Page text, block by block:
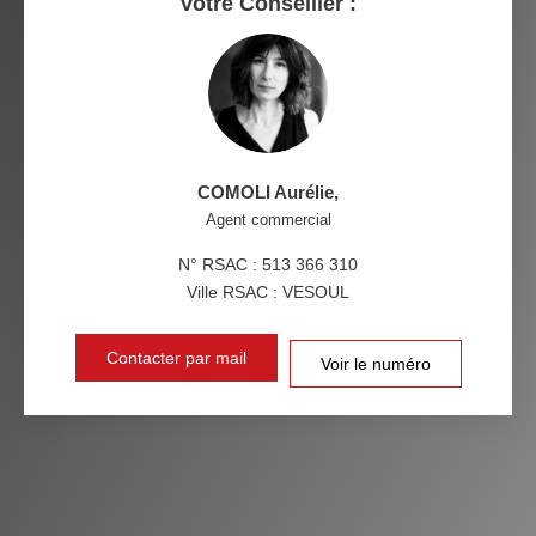
COMOLI Aurélie,
Agent commercial
N° RSAC : 513 366 310
Ville RSAC : VESOUL
Contacter par mail Voir le numéro